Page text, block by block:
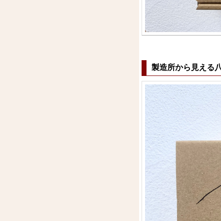
製造所から見える